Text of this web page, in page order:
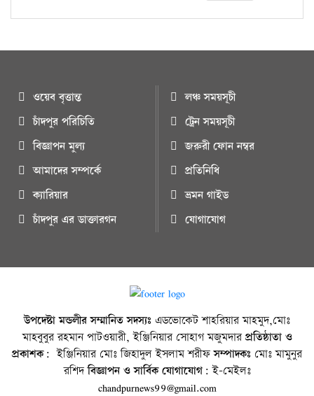
ওয়েব বৃত্তান্ত
চাঁদপুর পরিচিতি
বিজ্ঞাপন মুল্য
আমাদের সম্পর্কে
ক্যারিয়ার
চাঁদপুর এর ডাক্তারগন
লঞ্চ সময়সূচী
ট্রেন সময়সূচী
জরুরী ফোন নম্বর
প্রতিনিধি
ভ্রমন গাইড
যোগাযোগ
উপদেষ্টা মন্ডলীর সম্মানিত সদস্যঃ এডভোকেট শাহরিয়ার মাহমুদ,মোঃ
মাহবুবুর রহমান পাটওয়ারী, ইঞ্জিনিয়ার সোহাগ মজুমদারপ্রতিষ্ঠাতা ও
প্রকাশক: ইঞ্জিনিয়ার মোঃ জিহাদুল ইসলাম শরীফসম্পাদকঃ মোঃ মামুনুর
রশিদবিজ্ঞাপন ও সার্বিক যোগাযোগ: ই-মেইলঃ
chandpurnews99@gmail.com